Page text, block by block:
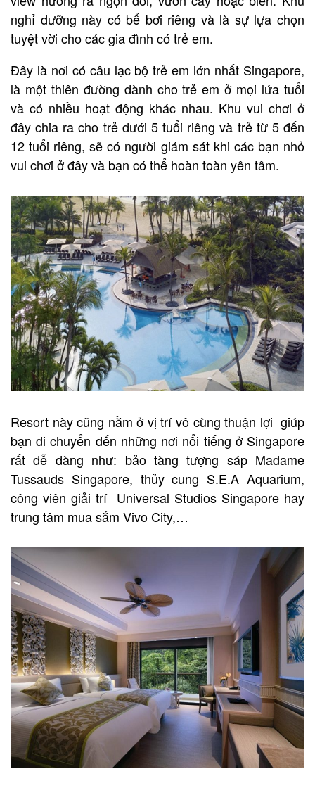
nghỉ dưỡng này có bể bơi riêng và là sự lựa chọn
tuyệt vời cho các gia đình có trẻ em.
Đây là nơi có câu lạc bộ trẻ em lớn nhất Singapore,
là một thiên đường dành cho trẻ em ở mọi lứa tuổi
và có nhiều hoạt động khác nhau. Khu vui chơi ở
đây chia ra cho trẻ dưới 5 tuổi riêng và trẻ từ 5 đến
12 tuổi riêng, sẽ có người giám sát khi các bạn nhỏ
vui chơi ở đây và bạn có thể hoàn toàn yên tâm.
Resort này cũng nằm ở vị trí vô cùng thuận lợi giúp
bạn di chuyển đến những nơi nổi tiếng ở Singapore
rất dễ dàng như: bảo tàng tượng sáp Madame
Tussauds Singapore, thủy cung S.E.A Aquarium,
công viên giải trí Universal Studios Singapore hay
trung tâm mua sắm Vivo City,…